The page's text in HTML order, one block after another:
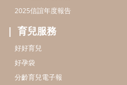
信誼基金出版社
閱讀推廣
Bookstart閱讀起步走
信誼幼兒文學獎
信誼兒童動畫獎